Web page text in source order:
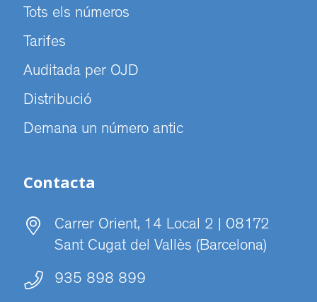
Tots els números
Tarifes
Auditada per OJD
Distribució
Demana un número antic
Contacta
Carrer Orient, 14 Local 2 | 08172
Sant Cugat del Vallès (Barcelona)
935 898 899